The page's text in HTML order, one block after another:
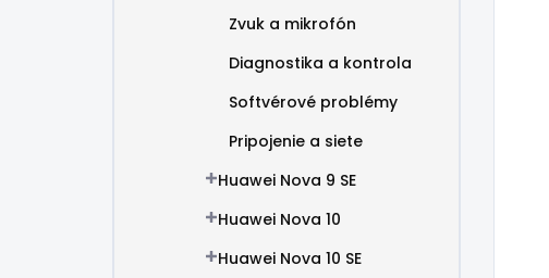
Zvuk a mikrofón
Diagnostika a kontrola
Softvérové problémy
Pripojenie a siete
Huawei Nova 9 SE
Huawei Nova 10
Huawei Nova 10 SE